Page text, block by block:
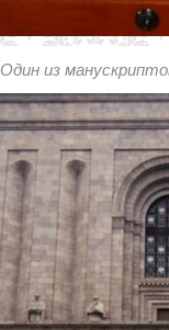
Один из